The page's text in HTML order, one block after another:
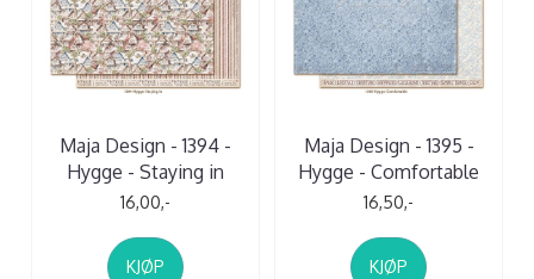
Maja Design - 1394 -
Hygge - Staying in
16,00,-
KJØP
Maja Design - 1395 -
Hygge - Comfortable
16,50,-
KJØP